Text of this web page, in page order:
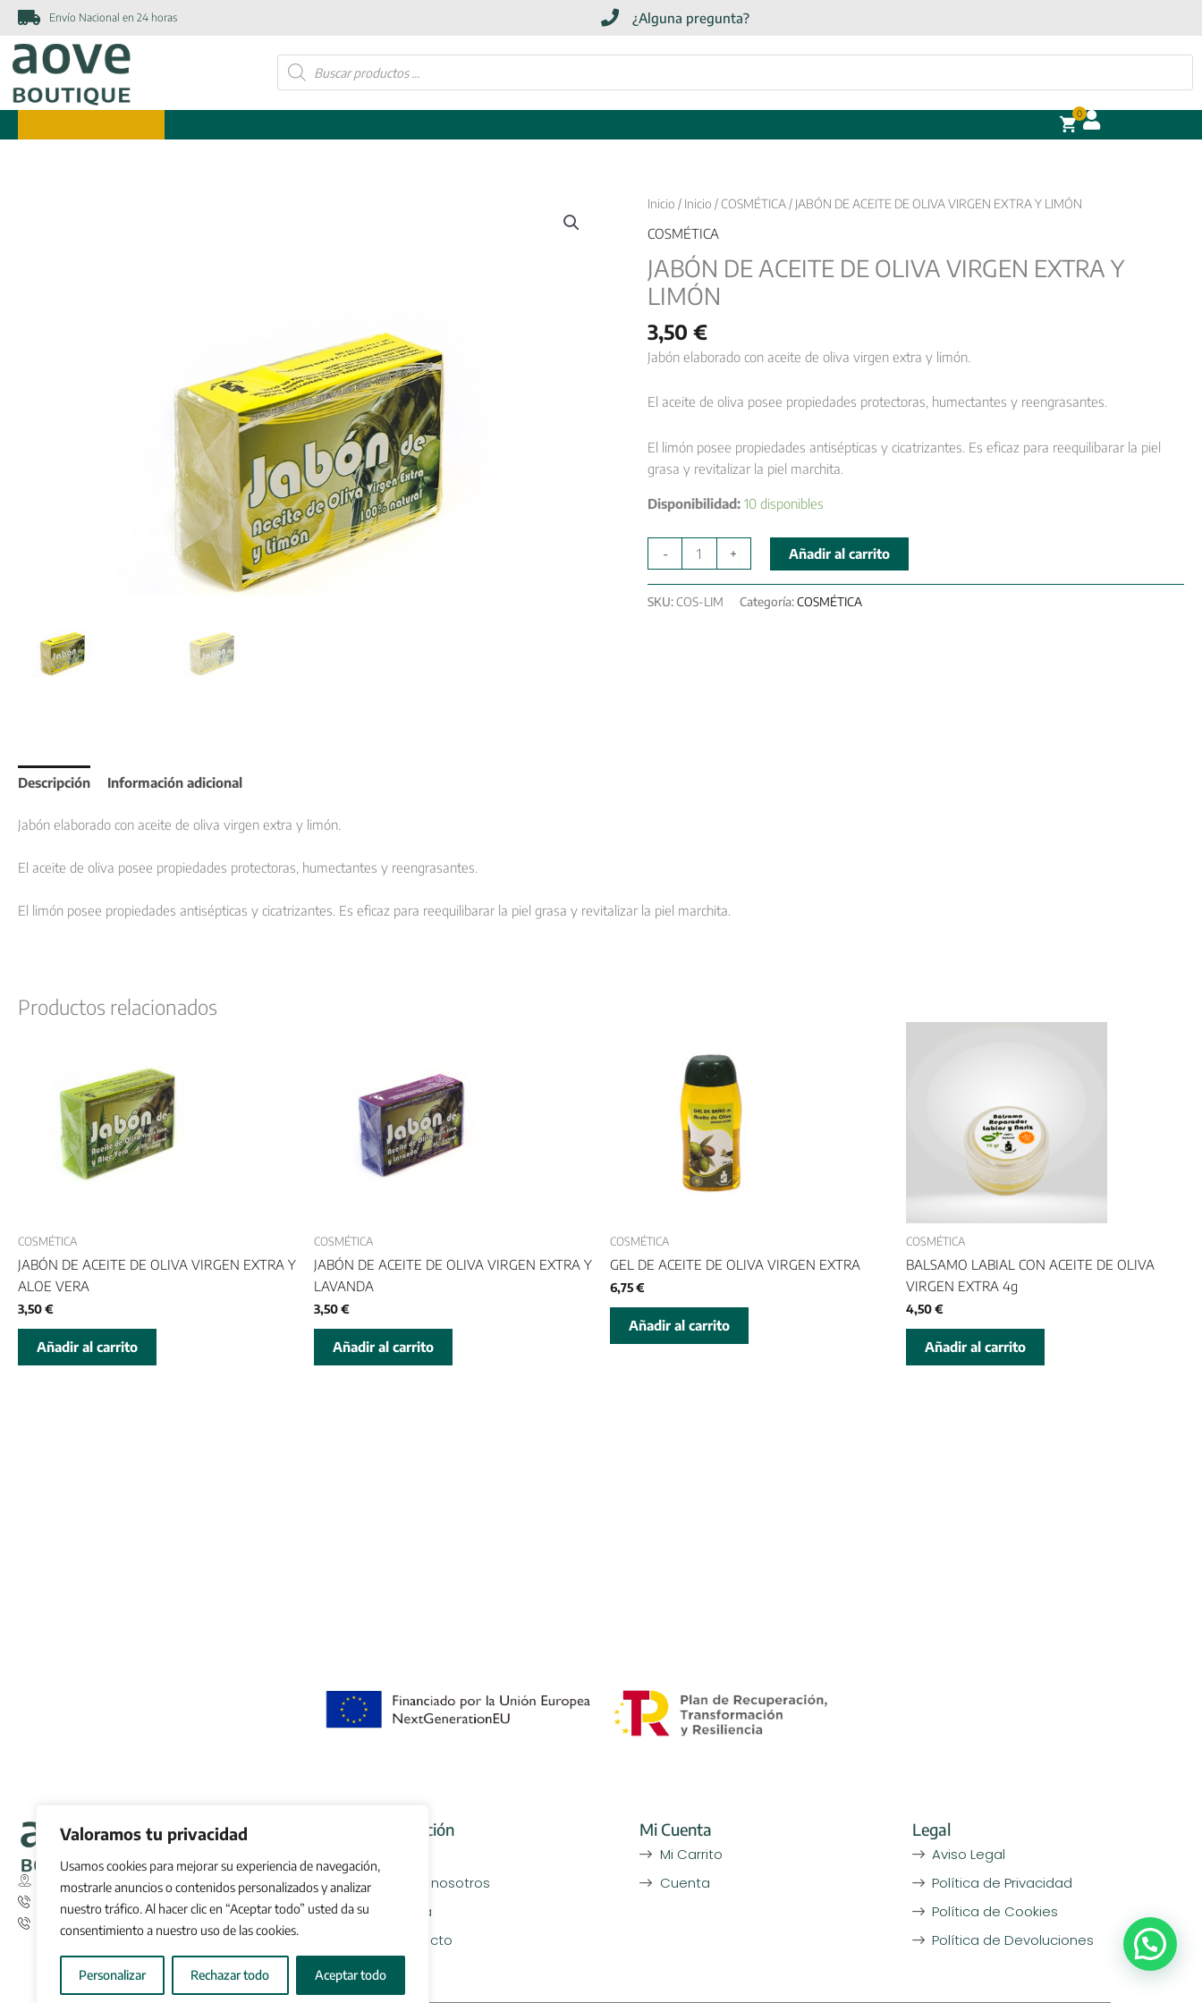
Valoramos tu privacidad
Usamos cookies para mejorar su experiencia de navegación,
mostrarle anuncios o contenidos personalizados y analizar
nuestro tráfico. Al hacer clic en “Aceptar todo” usted da su
consentimiento a nuestro uso de las cookies.
Personalizar Rechazar todo Aceptar todo
Envío Nacional en 24 horas ¿Alguna pregunta?
0
Inicio / Inicio /COSMÉTICA/ JABÓN DE ACEITE DE OLIVA VIRGEN EXTRA Y LIMÓN
COSMÉTICA
JABÓN DE ACEITE DE OLIVA VIRGEN EXTRA Y
LIMÓN
3,50€
Jabón elaborado con aceite de oliva virgen extra y limón.
El aceite de oliva posee propiedades protectoras, humectantes y reengrasantes.
El limón posee propiedades antisépticas y cicatrizantes. Es eficaz para reequilibarar la piel
grasa y revitalizar la piel marchita.
Disponibilidad: 10 disponibles
- + Añadir al carrito
SKU:COS-LIM Categoría:COSMÉTICA
Descripción Información adicional
Jabón elaborado con aceite de oliva virgen extra y limón.
El aceite de oliva posee propiedades protectoras, humectantes y reengrasantes.
El limón posee propiedades antisépticas y cicatrizantes. Es eficaz para reequilibarar la piel grasa y revitalizar la piel marchita.
Productos relacionados
COSMÉTICA
JABÓN DE ACEITE DE OLIVA VIRGEN EXTRA Y
ALOE VERA
3,50€
Añadir al carrito
COSMÉTICA
JABÓN DE ACEITE DE OLIVA VIRGEN EXTRA Y
LAVANDA
3,50€
Añadir al carrito
COSMÉTICA
GEL DE ACEITE DE OLIVA VIRGEN EXTRA
6,75€
Añadir al carrito
COSMÉTICA
BALSAMO LABIAL CON ACEITE DE OLIVA
VIRGEN EXTRA 4g
4,50€
Añadir al carrito
Calle San Pablo 8 bajo 23440 Baeza
info@aoveboutique.com
698910278
Información
Sobre nosotros
Tienda
Contacto
Mi Cuenta
Mi Carrito
Cuenta
Legal
Aviso Legal
Política de Privacidad
Política de Cookies
Política de Devoluciones